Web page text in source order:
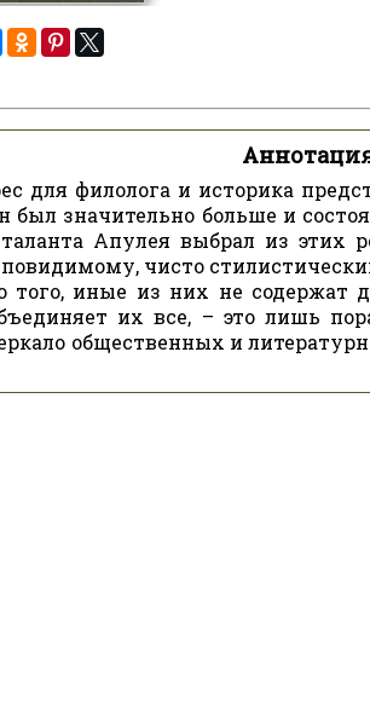
для филолога и историка
был значительно больше и
Апулея выбрал из этих
чисто
того, иные из них не содержат
их все, – это лишь
общественных и